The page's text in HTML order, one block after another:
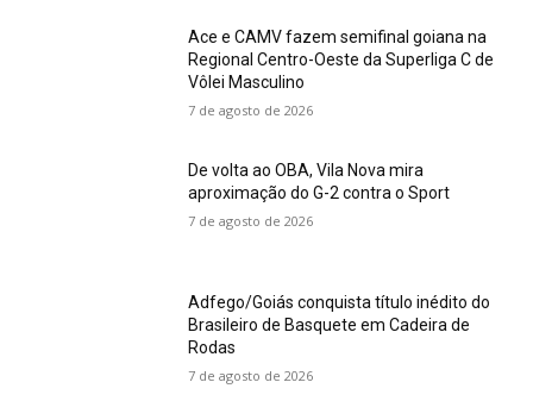
Ace e CAMV fazem semifinal goiana na
Regional Centro-Oeste da Superliga C de
Vôlei Masculino
7 de agosto de 2026
De volta ao OBA, Vila Nova mira
aproximação do G-2 contra o Sport
7 de agosto de 2026
Adfego/Goiás conquista título inédito do
Brasileiro de Basquete em Cadeira de
Rodas
7 de agosto de 2026